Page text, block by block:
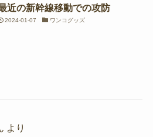
近の新幹線移動での攻防
2024-01-07 ワンコグッズ
より